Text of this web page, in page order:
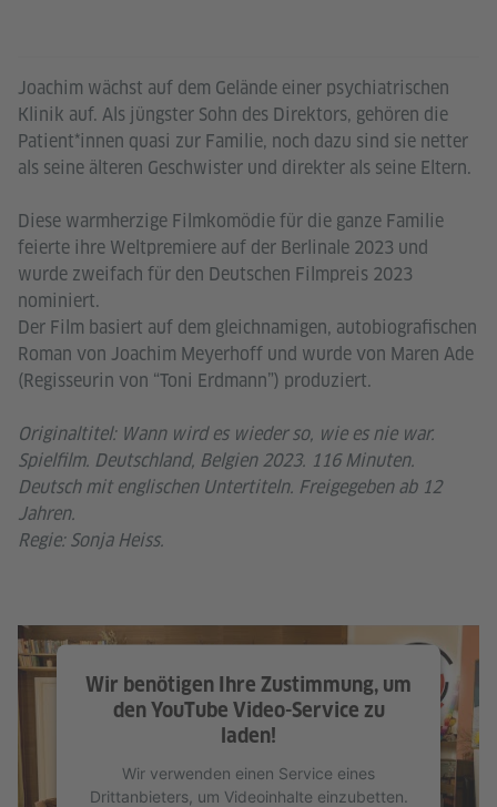
Joachim wächst auf dem Gelände einer psychiatrischen
Klinik auf. Als jüngster Sohn des Direktors, gehören die
Patient*innen quasi zur Familie, noch dazu sind sie netter
als seine älteren Geschwister und direkter als seine Eltern.
Diese warmherzige Filmkomödie für die ganze Familie
feierte ihre Weltpremiere auf der Berlinale 2023 und
wurde zweifach für den Deutschen Filmpreis 2023
nominiert.
Der Film basiert auf dem gleichnamigen, autobiografischen
Roman von Joachim Meyerhoff und wurde von Maren Ade
(Regisseurin von “Toni Erdmann”) produziert.
Originaltitel: Wann wird es wieder so, wie es nie war.
Spielfilm. Deutschland, Belgien 2023. 116 Minuten.
Deutsch mit englischen Untertiteln. Freigegeben ab 12
Jahren.
Regie: Sonja Heiss.
Wir benötigen Ihre Zustimmung, um
den YouTube Video-Service zu
laden!
Wir verwenden einen Service eines
Drittanbieters, um Videoinhalte einzubetten.